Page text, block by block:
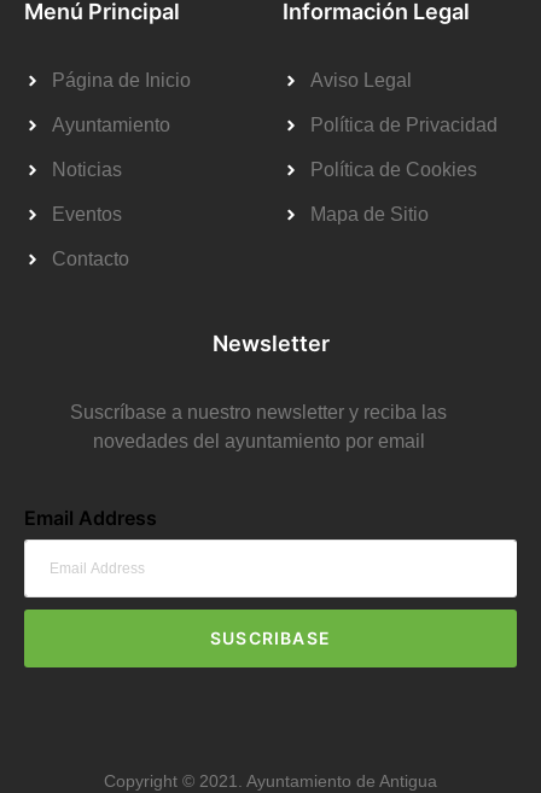
Menú Principal
Página de Inicio
Ayuntamiento
Noticias
Eventos
Contacto
Información Legal
Aviso Legal
Política de Privacidad
Política de Cookies
Mapa de Sitio
Newsletter
Suscríbase a nuestro newsletter y reciba las
novedades del ayuntamiento por email
Email Address
SUSCRIBASE
Copyright © 2021. Ayuntamiento de Antigua